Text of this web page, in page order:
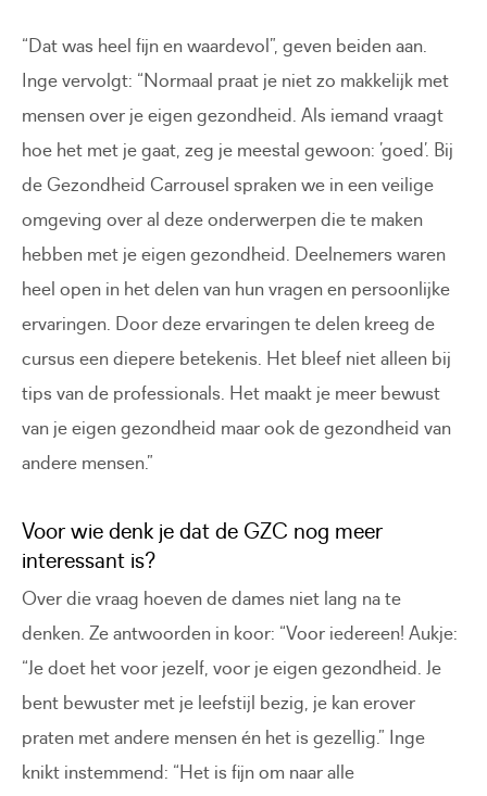
“Dat was heel fijn en waardevol”, geven beiden aan.
Inge vervolgt: “Normaal praat je niet zo makkelijk met
mensen over je eigen gezondheid. Als iemand vraagt
hoe het met je gaat, zeg je meestal gewoon: ’goed’. Bij
de Gezondheid Carrousel spraken we in een veilige
omgeving over al deze onderwerpen die te maken
hebben met je eigen gezondheid. Deelnemers waren
heel open in het delen van hun vragen en persoonlijke
ervaringen. Door deze ervaringen te delen kreeg de
cursus een diepere betekenis. Het bleef niet alleen bij
tips van de professionals. Het maakt je meer bewust
van je eigen gezondheid maar ook de gezondheid van
andere mensen.”
Voor wie denk je dat de GZC nog meer
interessant is?
Over die vraag hoeven de dames niet lang na te
denken. Ze antwoorden in koor: “Voor iedereen! Aukje:
“Je doet het voor jezelf, voor je eigen gezondheid. Je
bent bewuster met je leefstijl bezig, je kan erover
praten met andere mensen én het is gezellig.” Inge
knikt instemmend: “Het is fijn om naar alle